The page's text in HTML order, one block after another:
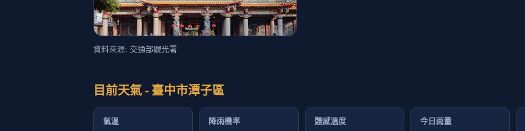
資料來源: 交通部觀光署
目前天氣 - 臺中市潭子區
氣溫 降雨機率 體感溫度 今日雨量